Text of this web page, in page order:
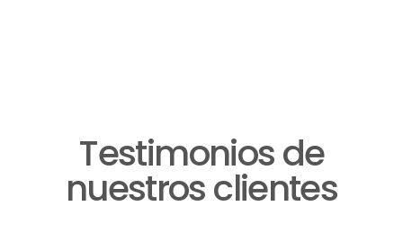
Testimonios de
nuestros clientes